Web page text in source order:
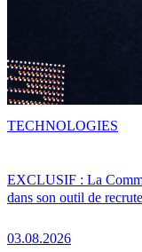
EXCLUSIF : La
dans son outil de
03.08.2026
TECHNOLOGIES